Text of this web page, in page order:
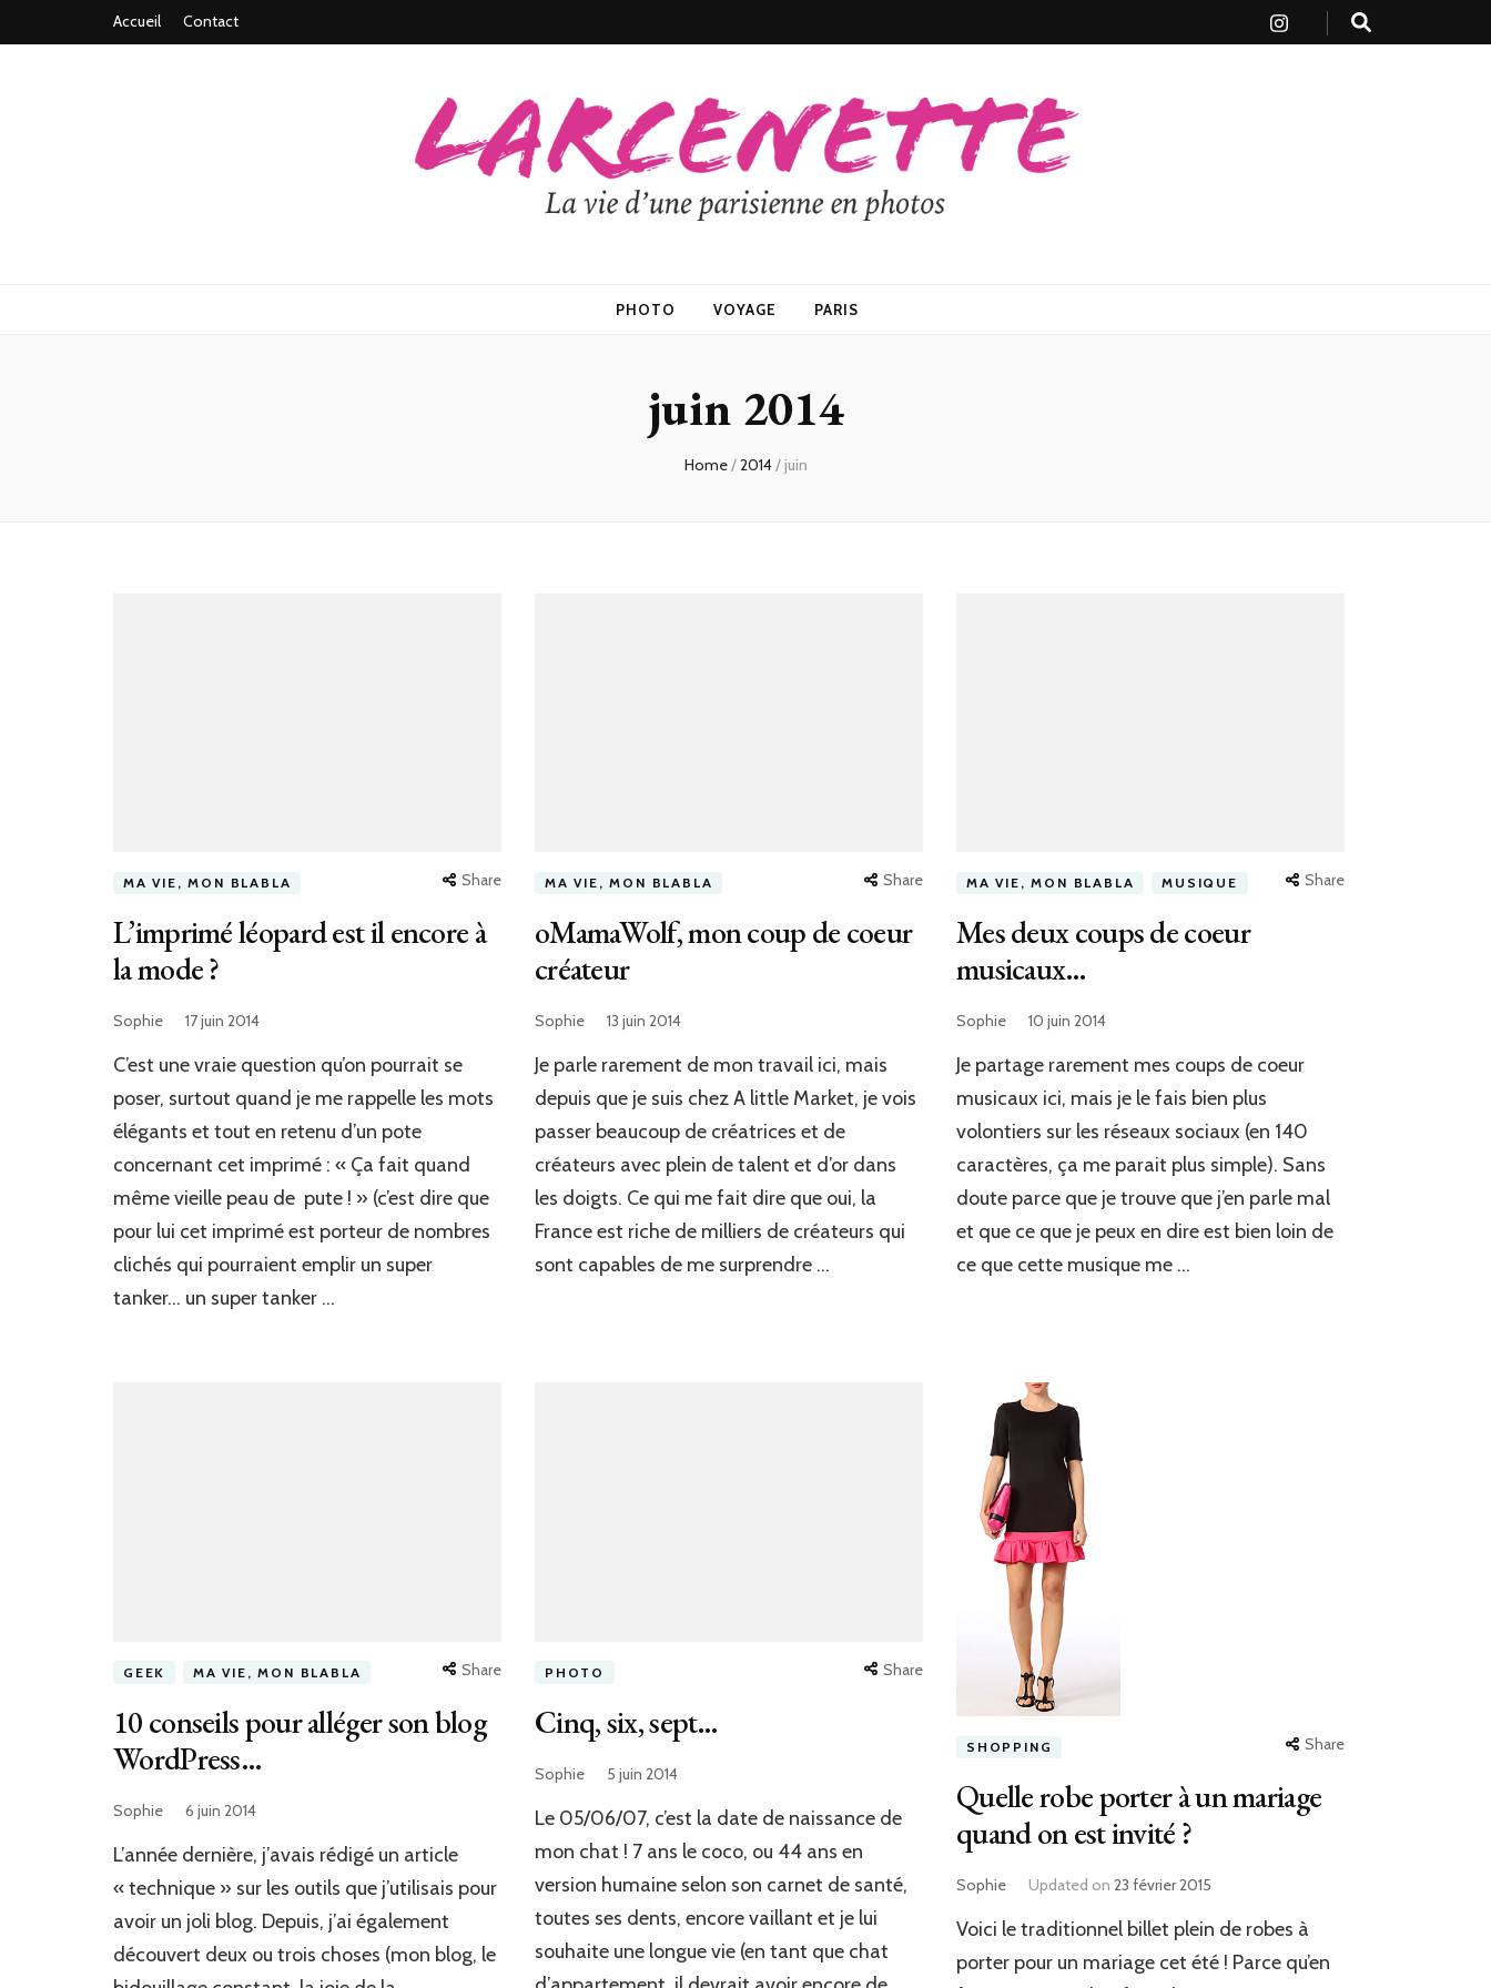
Accueil Contact
PHOTO VOYAGE PARIS
juin 2014
Home/2014/ juin
MA VIE, MON BLABLA Share
L’imprimé léopard est il encore à
la mode ?
Sophie 17 juin 2014
C’est une vraie question qu’on pourrait se
poser, surtout quand je me rappelle les mots
élégants et tout en retenu d’un pote
concernant cet imprimé : « Ça fait quand
même vieille peau de pute ! » (c’est dire que
pour lui cet imprimé est porteur de nombres
clichés qui pourraient emplir un super
tanker… un super tanker …
MA VIE, MON BLABLA Share
oMamaWolf, mon coup de coeur
créateur
Sophie 13 juin 2014
Je parle rarement de mon travail ici, mais
depuis que je suis chez A little Market, je vois
passer beaucoup de créatrices et de
créateurs avec plein de talent et d’or dans
les doigts. Ce qui me fait dire que oui, la
France est riche de milliers de créateurs qui
sont capables de me surprendre …
MA VIE, MON BLABLA MUSIQUE Share
Mes deux coups de coeur
musicaux…
Sophie 10 juin 2014
Je partage rarement mes coups de coeur
musicaux ici, mais je le fais bien plus
volontiers sur les réseaux sociaux (en 140
caractères, ça me parait plus simple). Sans
doute parce que je trouve que j’en parle mal
et que ce que je peux en dire est bien loin de
ce que cette musique me …
GEEK MA VIE, MON BLABLA Share
10 conseils pour alléger son blog
WordPress…
Sophie 6 juin 2014
L’année dernière, j’avais rédigé un article
« technique » sur les outils que j’utilisais pour
avoir un joli blog. Depuis, j’ai également
découvert deux ou trois choses (mon blog, le
PHOTO Share
Cinq, six, sept…
Sophie 5 juin 2014
Le 05/06/07, c’est la date de naissance de
mon chat ! 7 ans le coco, ou 44 ans en
version humaine selon son carnet de santé,
toutes ses dents, encore vaillant et je lui
souhaite une longue vie (en tant que chat
SHOPPING Share
Quelle robe porter à un mariage
quand on est invité ?
Sophie Updated on 23 février 2015
Voici le traditionnel billet plein de robes à
porter pour un mariage cet été ! Parce qu’en